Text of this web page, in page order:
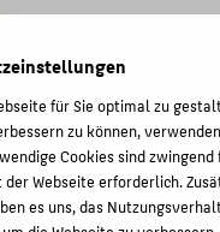
und Wirtschaft Berlin
THEMEN
HOCHSCHULE
CAMPUS
für Sie optimal zu
zu können,
Cookies sind zwingend
Webseite erforderlich.
es uns, das